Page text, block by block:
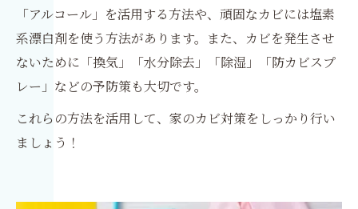
「アルコール」を活用する方法や、頑固なカビには塩素
系漂白剤を使う方法があります。また、カビを発生させ
ないために「換気」「水分除去」「除湿」「防カビスプ
レー」などの予防策も大切です。
これらの方法を活用して、家のカビ対策をしっかり行い
ましょう！